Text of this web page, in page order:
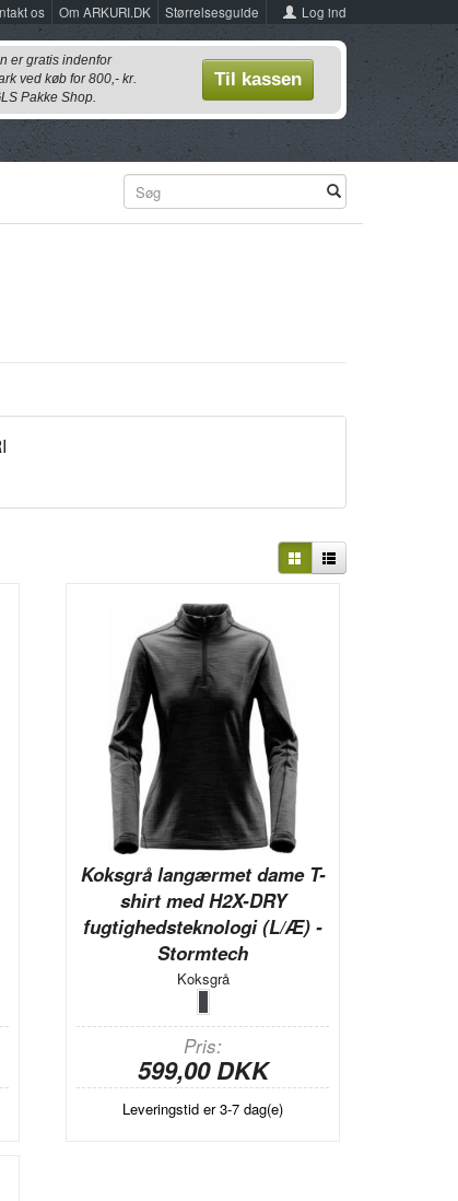
Log ind
Størrelsesguide
Om ARKURI.DK
os
er gratis indenfor
ved køb for 800,- kr.
Pakke Shop.
Til kassen
Koksgrå langærmet dame T-
shirt med H2X-DRY
fugtighedsteknologi (L/Æ) -
Stormtech
Koksgrå
Pris
599,00 DKK
Leveringstid er 3-7 dag(e)